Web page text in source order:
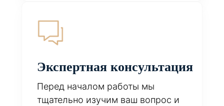
Экспертная консультация
Перед началом работы мы
тщательно изучим ваш вопрос и